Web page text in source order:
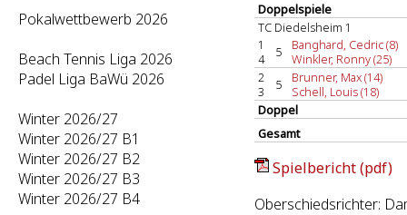
Pokalwettbewerb 2026
Beach Tennis Liga 2026
Padel Liga BaWü 2026
Winter 2026/27
Winter 2026/27 B1
Winter 2026/27 B2
Winter 2026/27 B3
Winter 2026/27 B4
Doppelspiele
TC Diedelsheim 1
1
4
5
Banghard, Cedric (8)
Winkler, Ronny (25)
2
3
5
Brunner, Max (14)
Schell, Louis (18)
Doppel
Gesamt
Spielbericht (pdf)
Oberschiedsrichter: